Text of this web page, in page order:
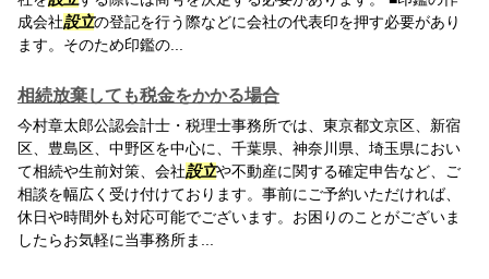
成会社設立の登記を行う際などに会社の代表印を押す必要があり
ます。そのため印鑑の...
相続放棄しても税金をかかる場合
今村章太郎公認会計士・税理士事務所では、東京都文京区、新宿
区、豊島区、中野区を中心に、千葉県、神奈川県、埼玉県におい
て相続や生前対策、会社設立や不動産に関する確定申告など、ご
相談を幅広く受け付けております。事前にご予約いただければ、
休日や時間外も対応可能でございます。お困りのことがございま
したらお気軽に当事務所ま...